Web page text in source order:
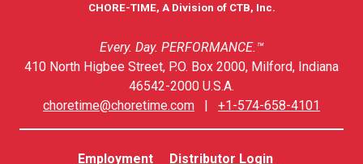
CHORE-TIME, A Division of CTB, Inc.
Every. Day. PERFORMANCE.™
410 North Higbee Street, P.O. Box 2000, Milford, Indiana
46542-2000 U.S.A.
choretime@choretime.com | +1-574-658-4101
Employment
Distributor Login